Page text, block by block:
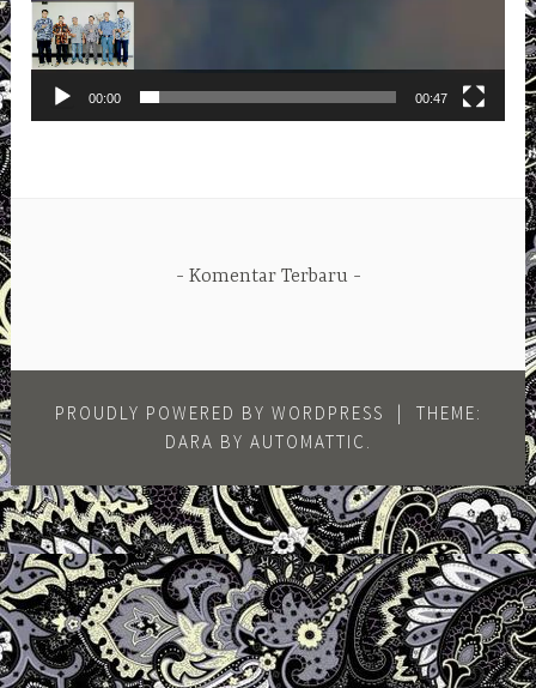
00:00 00:47
Komentar Terbaru
PROUDLY POWERED BY WORDPRESS
THEME:
DARA BY AUTOMATTIC .